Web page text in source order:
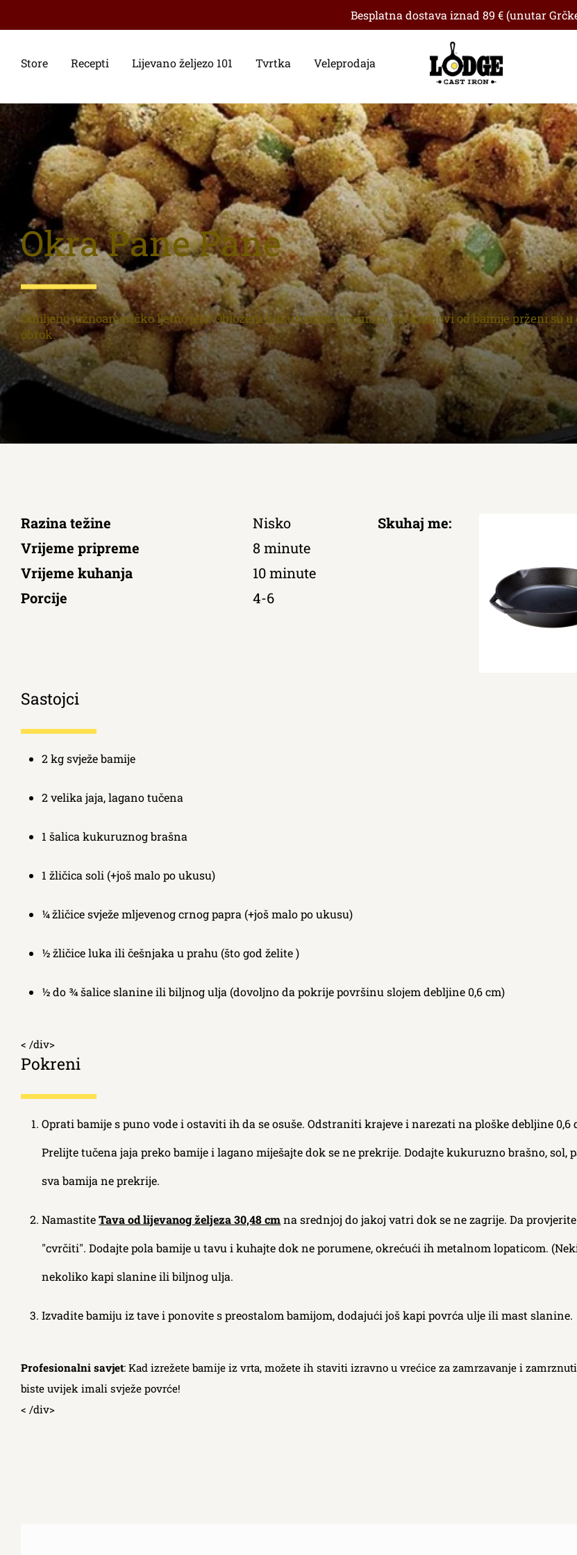
Besplatna dostava iznad 89 € (unutar
Store Recepti Lijevano željezo 101 Tvrtka Veleprodaja
Okra Pane Pane
Omiljeno južnoameričko ljetno jelo! Obloženi kukuruznim brašnom, ovi kruhovi od bamije prženi su
obrok.
Razina težine
Nisko
Vrijeme pripreme
8 minute
Vrijeme kuhanja
10 minute
Porcije
4-6
Skuhaj me:
Sastojci
2 kg svježe bamije
2 velika jaja, lagano tučena
1 šalica kukuruznog brašna
1 žličica soli (+još malo po ukusu)
¼ žličice svježe mljevenog crnog papra (+još malo po ukusu)
½ žličice luka ili češnjaka u prahu (što god želite )
½ do ¾ šalice slanine ili biljnog ulja (dovoljno da pokrije površinu slojem debljine 0,6 cm)
< /div>
Pokreni
Oprati bamije s puno vode i ostaviti ih da se osuše. Odstraniti krajeve i narezati na ploške debljine
Prelijte tučena jaja preko bamije i lagano miješajte dok se ne prekrije. Dodajte kukuruzno brašno,
sva bamija ne prekrije.
NamastiteTava od lijevanog željeza 30,48 cmna srednjoj do jakoj vatri dok se ne zagrije. Da
"cvrčiti". Dodajte pola bamije u tavu i kuhajte dok ne porumene, okrećući ih metalnom lopaticom.
nekoliko kapi slanine ili biljnog ulja.
Izvadite bamiju iz tave i ponovite s preostalom bamijom, dodajući još kapi povrća ulje ili mast slanine.
Profesionalni savjet: Kad izrežete bamije iz vrta, možete ih staviti izravno u vrećice za zamrzavanje i
biste uvijek imali svježe povrće!
< /div>